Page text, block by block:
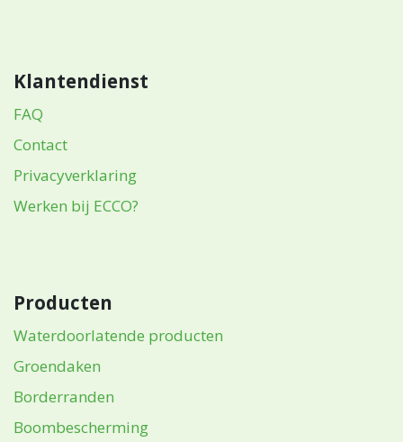
Klantendienst
FAQ
Contact
Privacyverklaring
Werken bij ECCO?
Producten
Waterdoorlatende producten
Groendaken
Borderranden
Boombescherming